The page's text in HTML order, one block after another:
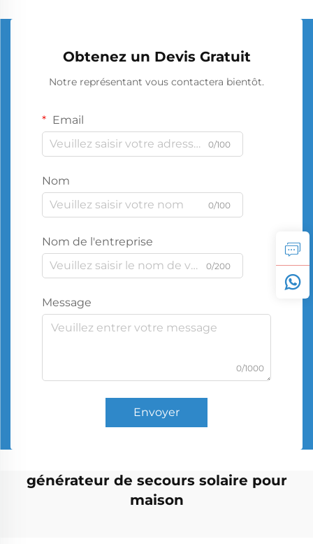
Obtenez un Devis Gratuit
Notre représentant vous contactera bientôt.
Email
0/100
Nom
0/100
Nom de l'entreprise
0/200
Message
0/1000
Envoyer
générateur de secours solaire pour
maison